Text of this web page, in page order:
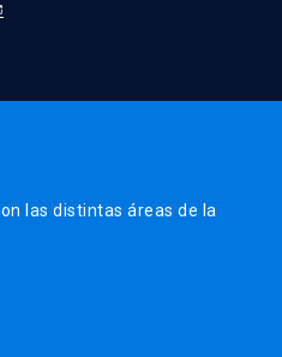
las distintas áreas de la